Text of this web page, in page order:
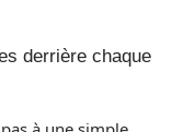
derrière chaque